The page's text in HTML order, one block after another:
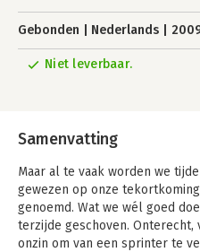
Gebonden Nederlands
Niet leverbaar.
Samenvatting
Maar al te vaak worden we
gewezen op onze
genoemd. Wat we wél goed
terzijde geschoven. Onterecht,
onzin om van een sprinter te